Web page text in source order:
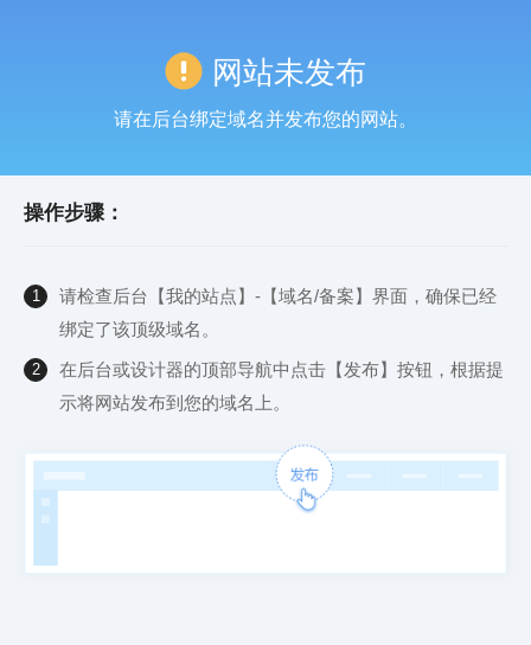
网站未发布
请在后台绑定域名并发布您的网站。
操作步骤：
1
请检查后台【我的站点】-【域名/备案】界面，确保已经
绑定了该顶级域名。
2
在后台或设计器的顶部导航中点击【发布】按钮，根据提
示将网站发布到您的域名上。